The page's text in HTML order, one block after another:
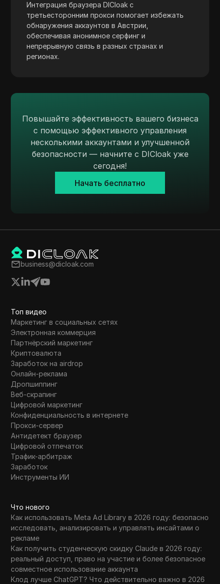
Skrill
Snapchat
SoundCloud
Taboola
Telegram
Tumblr
Twitter/X
Upwork
VKontakte
Walmart Marketplace
Wayfair
WebMoney
WeChat
Western Union
WhatsApp Business
Wish
Yahoo Gemini
YouTube Premium
Zalando
Zelle
Интеграция браузера DICloak с
третьесторонним прокси помогает избежать
обнаружения аккаунтов в Австрии,
обеспечивая анонимное серфинг и
непрерывную связь в разных странах и
регионах.
Повышайте эффективность вашего бизнеса
с помощью эффективного управления
несколькими аккаунтами и улучшенной
безопасности — начните с DICloak уже
сегодня!
Начать бесплатно
business@dicloak.com
Топ видео
Маркетинг в социальных сетях
Электронная коммерция
Партнёрский маркетинг
Криптовалюта
Заработок на airdrop
Онлайн-реклама
Дропшиппинг
Веб-скрапинг
Цифровой маркетинг
Конфиденциальность в интернете
Прокси-сервер
Антидетект браузер
Цифровой отпечаток
Трафик-арбитраж
Заработок
Инструменты ИИ
Что нового
Как использовать Meta Ad Library в 2026 году: безопасно
исследовать, анализировать и управлять инсайтами о
рекламе
Как получить студенческую скидку Claude в 2026 году:
реальный доступ, право на участие и более безопасное
совместное использование аккаунта
Клод лучше ChatGPT? Что действительно важно в 2026